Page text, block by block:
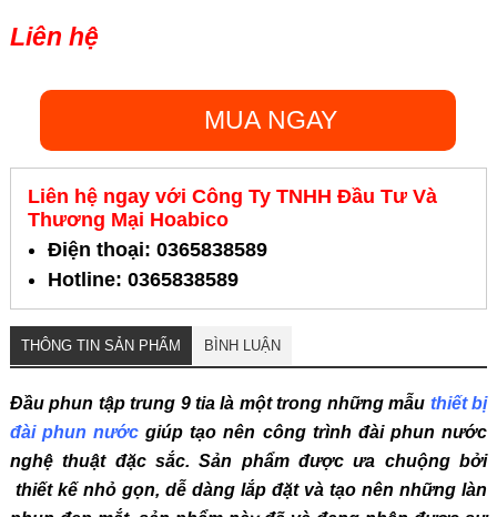
Liên hệ
MUA NGAY
Liên hệ ngay với Công Ty TNHH Đầu Tư Và
Thương Mại Hoabico
Điện thoại: 0365838589
Hotline: 0365838589
THÔNG TIN SẢN PHẨM BÌNH LUẬN
Đầu phun tập trung 9 tia là một trong những mẫu thiết bị
đài phun nước giúp tạo nên công trình đài phun nước
nghệ thuật đặc sắc. Sản phẩm được ưa chuộng bởi
thiết kế nhỏ gọn, dễ dàng lắp đặt và tạo nên những làn